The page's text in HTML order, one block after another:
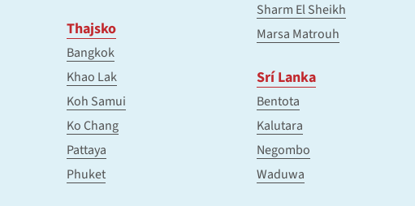
Thajsko
Bangkok
Khao Lak
Koh Samui
Ko Chang
Pattaya
Phuket
Sharm El Sheikh
Marsa Matrouh
Srí Lanka
Bentota
Kalutara
Negombo
Waduwa